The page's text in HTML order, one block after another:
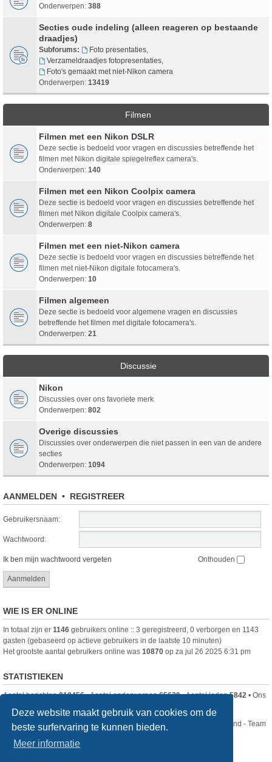
Deze website maakt gebruik van cookies om de
beste surfervaring te kunnen bieden.
Meer informatie
Onderwerpen: 388
Secties oude indeling (alleen reageren op bestaande
draadjes)
Subforums: Foto presentaties,
Verzameldraadjes fotopresentaties,
Foto's gemaakt met niet-Nikon camera
Onderwerpen: 13419
Filmen
Filmen met een Nikon DSLR
Deze sectie is bedoeld voor vragen en discussies betreffende het
filmen met Nikon digitale spiegelreflex camera's.
Onderwerpen: 140
Filmen met een Nikon Coolpix camera
Deze sectie is bedoeld voor vragen en discussies betreffende het
filmen met Nikon digitale Coolpix camera's.
Onderwerpen: 8
Filmen met een niet-Nikon camera
Deze sectie is bedoeld voor vragen en discussies betreffende het
filmen met niet-Nikon digitale fotocamera's.
Onderwerpen: 10
Filmen algemeen
Deze sectie is bedoeld voor algemene vragen en discussies
betreffende het filmen met digitale fotocamera's.
Onderwerpen: 21
Discussie
Nikon
Discussies over ons favoriete merk
Onderwerpen: 802
Overige discussies
Discussies over onderwerpen die niet passen in een van de andere
secties
Onderwerpen: 1094
AANMELDEN • REGISTREER
Gebruikersnaam:
Wachtwoord:
Ik ben mijn wachtwoord vergeten Onthouden
WIE IS ER ONLINE
In totaal zijn er 1146 gebruikers online :: 3 geregistreerd, 0 verborgen en 1143
gasten (gebaseerd op actieve gebruikers in de laatste 10 minuten)
Het grootste aantal gebruikers online was 10870 op za jul 26 2025 6:31 pm
STATISTIEKEN
Aantal berichten918456• Aantal onderwerpen65629• Aantal leden5842 • Ons
Nikon Club Nederland - Team
Forum